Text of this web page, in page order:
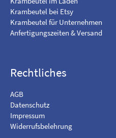
r
Krambeutel bei Etsy
Krambeutel für Unternehmen
Anfertigungszeiten & Versand
Rechtliches
AGB
Datenschutz
Impressum
Widerrufsbelehrung